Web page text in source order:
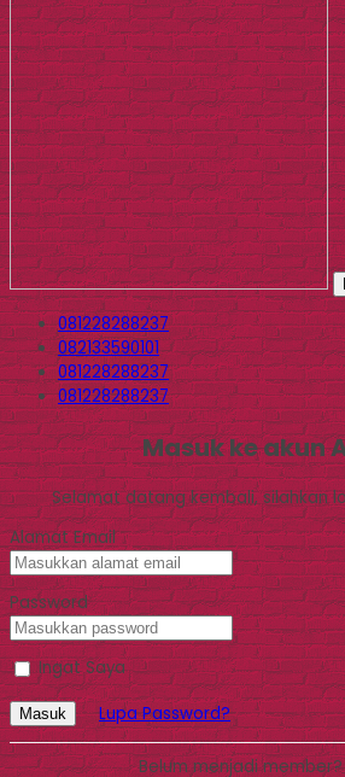
081228288237
082133590101
081228288237
081228288237
Masuk ke akun
Selamat datang kembali, silahkan
Alamat Email
Password
Ingat Saya
Masuk Lupa Password?
Belum menjadi